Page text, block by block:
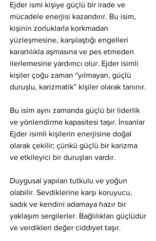
Ejder ismi kişiye güçlü bir irade ve
mücadele enerjisi kazandırır. Bu isim,
kişinin zorluklarla korkmadan
yüzleşmesine, karşılaştığı engelleri
kararlılıkla aşmasına ve pes etmeden
ilerlemesine yardımcı olur. Ejder isimli
kişiler çoğu zaman “yılmayan, güçlü
duruşlu, karizmatik” kişiler olarak tanınır.
Bu isim aynı zamanda güçlü bir liderlik
ve yönlendirme kapasitesi taşır. İnsanlar
Ejder isimli kişilerin enerjisine doğal
olarak çekilir; çünkü güçlü bir karizma
ve etkileyici bir duruşları vardır.
Duygusal yapıları tutkulu ve yoğun
olabilir. Sevdiklerine karşı koruyucu,
sadık ve kendini adamaya hazır bir
yaklaşım sergilerler. Bağlılıkları güçlüdür
ve verdikleri değer ciddiyet taşır.